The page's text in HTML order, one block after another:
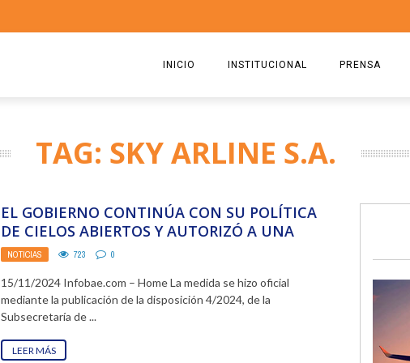
INICIO INSTITUCIONAL
ESTATUTO
RICARDO CIRIELLI
PRENSA
TAG: SKY ARLINE S.A.
EL GOBIERNO CONTINÚA CON SU POLÍTICA
DE CIELOS ABIERTOS Y AUTORIZÓ A UNA
AEROLÍNEA A ...
NOTICIAS 723 0
15/11/2024 Infobae.com – Home La medida se hizo oficial
mediante la publicación de la disposición 4/2024, de la
Subsecretaría de ...
LEER MÁS